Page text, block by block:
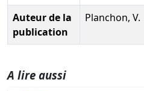
Auteur de la
publication
Planchon, V.
A lire aussi